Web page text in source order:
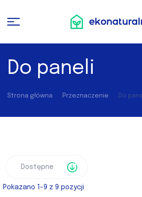
Do paneli
Strona główna Przeznaczenie Do
Pokazano 1-9 z 9 pozycji